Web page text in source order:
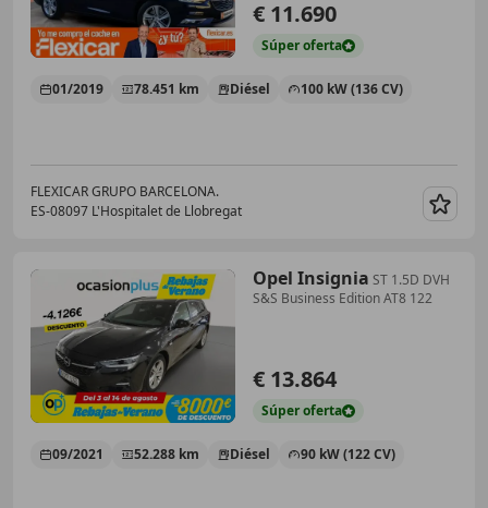
€ 11.690
Súperoferta
01/2019 78.451 km Diésel 100 kW (136 CV)
FLEXICAR GRUPO BARCELONA.
ES-08097 L'Hospitalet de Llobregat
Opel Insignia ST 1.5D DVH
S&S Business Edition AT8 122
€ 13.864
Súperoferta
09/2021 52.288 km Diésel 90 kW (122 CV)